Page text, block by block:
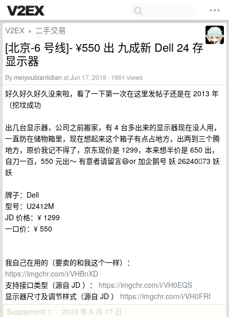
V2EX › 二手交易
[北京-6 号线]- ¥550 出 九成新 Dell 24 存
显示器
By meiyoubianlidian at Jun 17, 2019 · 1661 views
好久好久好久没来啦，看了一下第一次在这里发帖子还是在 2013 年
（挖坟成功
出几台显示器，公司之前搬家，有 4 台多出来的显示器现在没人用，
一直防在储物箱里，现在想起来这个箱子有点占地方，出两到三个腾
地方，原价我记不得了，京东现价是 1299，本来想半价是 650 出，
自刀一百，550 元出～ 有意者请留言😄or 加企鹅号 妖 26240⃣️73 妖
妖
牌子：Dell
型号：U2412M
JD 价格：¥ 1299
一口价：¥ 550
我自己在用的（要卖的和我这个一样）：
https://imgchr.com/i/VHBnXD
支持接口类型（源自 JD ）： https://imgchr.com/i/VH0EQS
显示器尺寸及调节样式（源自 JD ） https://imgchr.com/i/VH0FRf
Supplement 1 · 2019 年 6 月 17 日